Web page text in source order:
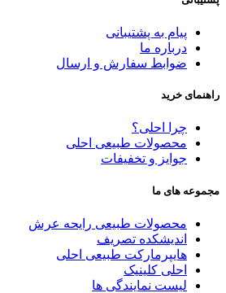
پیام به پشتیبانی
درباره ما
ضوابط سفارش و ارسال
راهنمای خرید
چرا احلی؟
محصولات طبیعی احلی
جوایز و تخفیفات
مجموعه های ما
محصولات طبیعی رایحه عرش
اندیشکده تصریف
هایپرمارکت طبیعی احلی
احلی کلینیک
لیست نمایندگی ها